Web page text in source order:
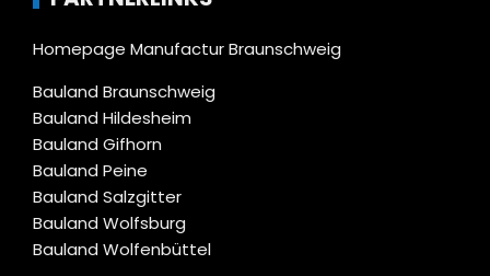
Homepage Manufactur Braunschweig
Bauland Braunschweig
Bauland Hildesheim
Bauland Gifhorn
Bauland Peine
Bauland Salzgitter
Bauland Wolfsburg
Bauland Wolfenbüttel